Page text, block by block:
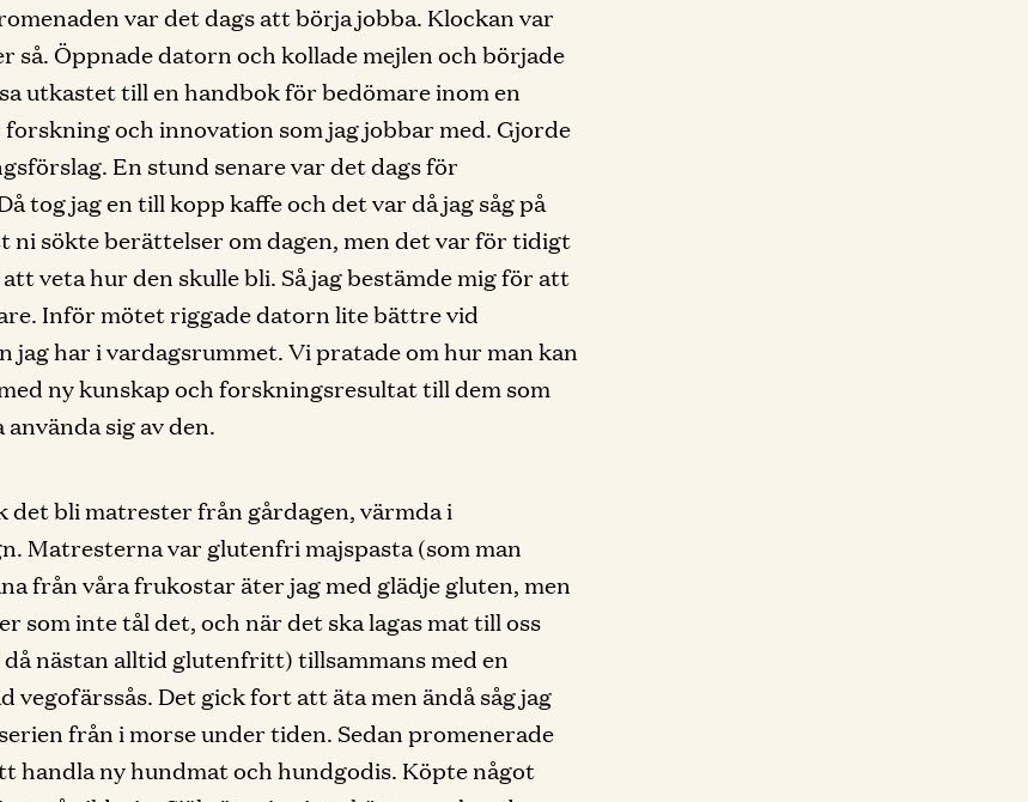
var det dags att börja jobba. Klockan var
så. Öppnade datorn och kollade mejlen och började
utkastet till en handbok för bedömare inom en
och innovation som jag jobbar med. Gjorde
En stund senare var det dags för
tog jag en till kopp kaffe och det var då jag såg på
ni sökte berättelser om dagen, men det var för tidigt
veta hur den skulle bli. Så jag bestämde mig för att
Inför mötet riggade datorn lite bättre vid
jag har i vardagsrummet. Vi pratade om hur man kan
ny kunskap och forskningsresultat till dem som
sig av den.
det bli matrester från gårdagen, värmda i
Matresterna var glutenfri majspasta (som man
från våra frukostar äter jag med glädje gluten, men
som inte tål det, och när det ska lagas mat till oss
nästan alltid glutenfritt) tillsammans med en
vegofärssås. Det gick fort att äta men ändå såg jag
från i morse under tiden. Sedan promenerade
handla ny hundmat och hundgodis. Köpte något